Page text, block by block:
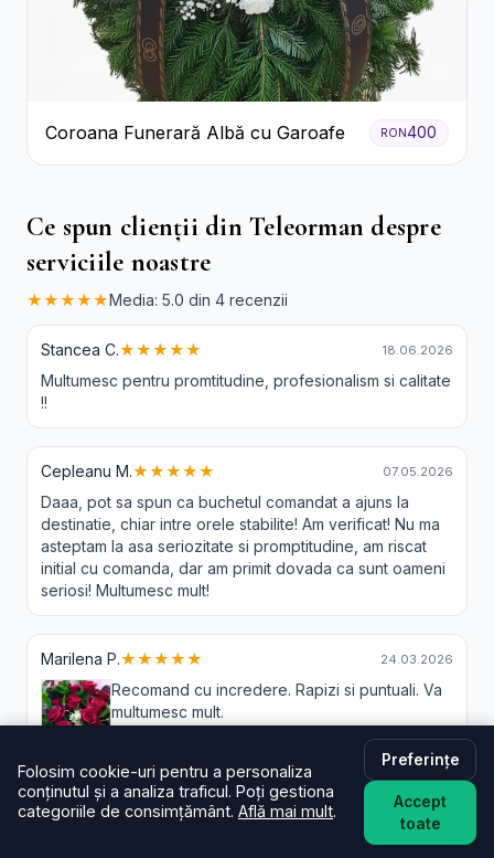
Coroana Funerară Albă cu Garoafe RON400
Ce spun clienții din Teleorman despre
serviciile noastre
★★★★★Media: 5.0 din 4 recenzii
Stancea C.★★★★★ 18.06.2026
Multumesc pentru promtitudine, profesionalism si calitate
!!
Cepleanu M.★★★★★ 07.05.2026
Daaa, pot sa spun ca buchetul comandat a ajuns la
destinatie, chiar intre orele stabilite! Am verificat! Nu ma
asteptam la asa seriozitate si promptitudine, am riscat
initial cu comanda, dar am primit dovada ca sunt oameni
seriosi! Multumesc mult!
Marilena P.★★★★★ 24.03.2026
Recomand cu incredere. Rapizi si puntuali. Va
multumesc mult.
Gheorghisan A.★★★★★ 08.12.2025
Folosim cookie-uri pentru a personaliza
conținutul și a analiza traficul. Poți gestiona
categoriile de consimțământ. Află mai mult.
Preferințe
Accept
toate